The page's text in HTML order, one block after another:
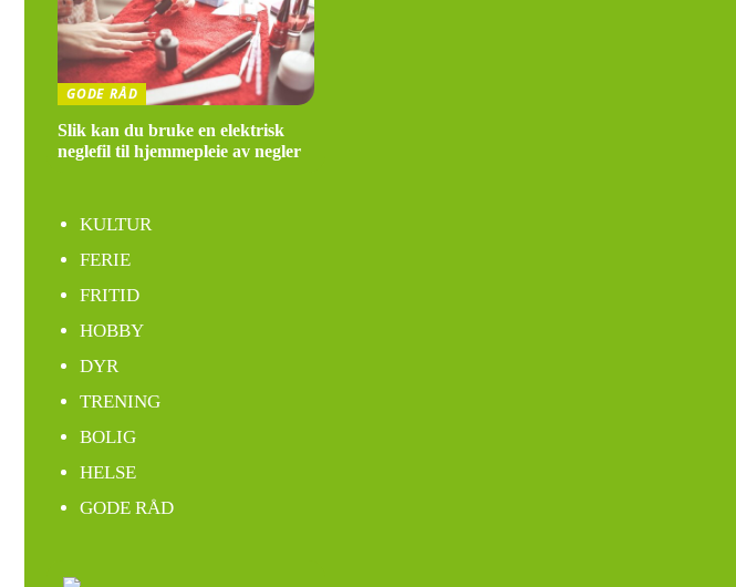
GODE RÅD
Slik kan du bruke en elektrisk
neglefil til hjemmepleie av negler
KULTUR
FERIE
FRITID
HOBBY
DYR
TRENING
BOLIG
HELSE
GODE RÅD